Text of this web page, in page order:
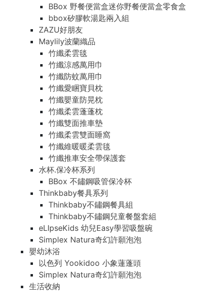
BBox 野餐便當盒迷你野餐便當盒零食盒
bbox矽膠軟湯匙兩入組
ZAZU好朋友
Maylily波蘭織品
竹纖柔雲毯
竹纖涼感萬用巾
竹纖防蚊萬用巾
竹纖愛睏寶貝枕
竹纖嬰童防晃枕
竹纖柔雲蓬蓬枕
竹纖雙面推車墊
竹纖柔雲雙面睡窩
竹纖維暖暖柔雲毯
竹纖推車安全帶保護套
水杯.保冷杯系列
BBox 不鏽鋼吸管保冷杯
Thinkbaby餐具系列
Thinkbaby不鏽鋼餐具組
Thinkbaby不鏽鋼兒童餐盤套組
eLIpseKids 幼兒Easy學習吸盤碗
Simplex Natura奇幻許願泡泡
嬰幼沐浴
以色列 Yookidoo 小象蓮蓬頭
Simplex Natura奇幻許願泡泡
生活收納